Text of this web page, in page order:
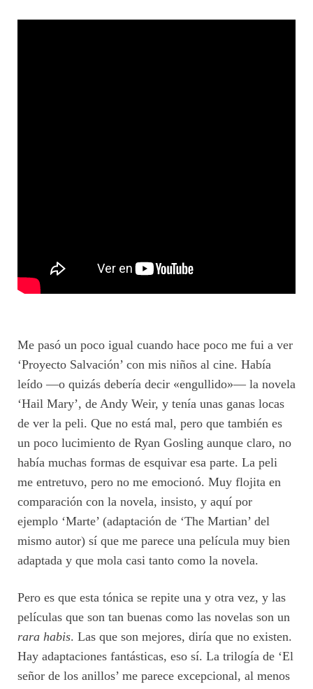
Me pasó un poco igual cuando hace poco me fui a ver
‘Proyecto Salvación’ con mis niños al cine. Había
leído —o quizás debería decir «engullido»— la novela
‘Hail Mary’, de Andy Weir, y tenía unas ganas locas
de ver la peli. Que no está mal, pero que también es
un poco lucimiento de Ryan Gosling aunque claro, no
había muchas formas de esquivar esa parte. La peli
me entretuvo, pero no me emocionó. Muy flojita en
comparación con la novela, insisto, y aquí por
ejemplo ‘Marte’ (adaptación de ‘The Martian’ del
mismo autor) sí que me parece una película muy bien
adaptada y que mola casi tanto como la novela.
Pero es que esta tónica se repite una y otra vez, y las
películas que son tan buenas como las novelas son un
rara habis. Las que son mejores, diría que no existen.
Hay adaptaciones fantásticas, eso sí. La trilogía de ‘El
señor de los anillos’ me parece excepcional, al menos